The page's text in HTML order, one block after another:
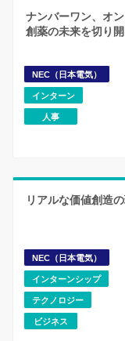
ナンバーワン、オ
創薬の未来を切り
NEC（日本電気）
インターン
人事
リアルな価値創造
NEC（日本電気）
インターンシップ
テクノロジー
ビジネス